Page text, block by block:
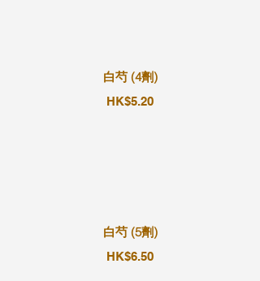
白芍 (4劑)
HK$5.20
白芍 (5劑)
HK$6.50